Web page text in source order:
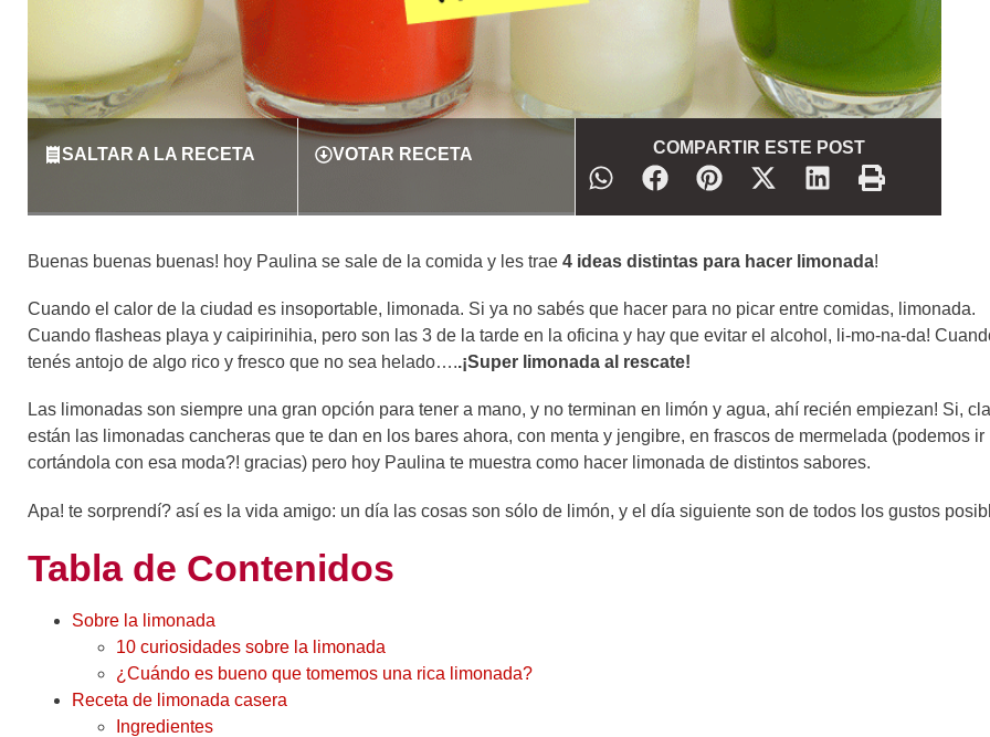
SALTAR A LA RECETA VOTAR RECETA COMPARTIR ESTE POST
Buenas buenas buenas! hoy Paulina se sale de la comida y les trae 4 ideas distintas para hacer limonada!
Cuando el calor de la ciudad es insoportable, limonada. Si ya no sabés que hacer para no picar entre comidas, limonada.
Cuando flasheas playa y caipirinihia, pero son las 3 de la tarde en la oficina y hay que evitar el alcohol, li-mo-na-da!
tenés antojo de algo rico y fresco que no sea helado…..¡Super limonada al rescate!
Las limonadas son siempre una gran opción para tener a mano, y no terminan en limón y agua, ahí recién empiezan! Si,
están las limonadas cancheras que te dan en los bares ahora, con menta y jengibre, en frascos de mermelada (podemos ir
cortándola con esa moda?! gracias) pero hoy Paulina te muestra como hacer limonada de distintos sabores.
Apa! te sorprendí? así es la vida amigo: un día las cosas son sólo de limón, y el día siguiente son de todos los gustos
Tabla de Contenidos
Sobre la limonada
10 curiosidades sobre la limonada
¿Cuándo es bueno que tomemos una rica limonada?
Receta de limonada casera
Ingredientes